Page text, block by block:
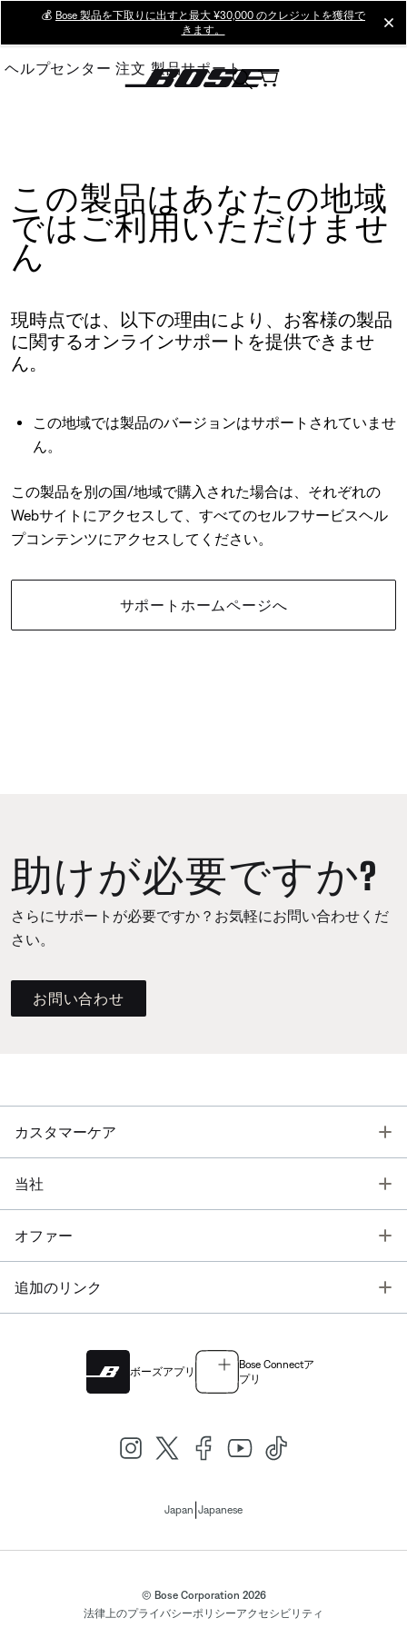
Main
💰 Bose 製品を下取りに出すと最大 ¥30,000 のクレジットを獲得で
きます。
ヘルプセンター 注文 製品サポート
この製品はあなたの地域
ではご利用いただけませ
ん
現時点では、以下の理由により、お客様の製品
に関するオンラインサポートを提供できませ
ん。
この地域では製品のバージョンはサポートされていませ
ん。
この製品を別の国/地域で購入された場合は、それぞれの
Webサイトにアクセスして、すべてのセルフサービスヘル
プコンテンツにアクセスしてください。
サポートホームページへ
助けが必要ですか?
さらにサポートが必要ですか？お気軽にお問い合わせくだ
さい。
お問い合わせ
カスタマーケア
当社
オファー
追加のリンク
ボーズアプリ
Bose Connectア
プリ
Japan Japanese
© Bose Corporation 2026
法律上のプライバシーポリシーアクセシビリティ